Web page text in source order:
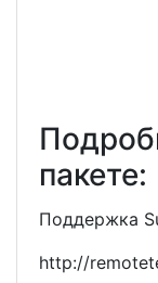
пакете:
Поддержка
http://